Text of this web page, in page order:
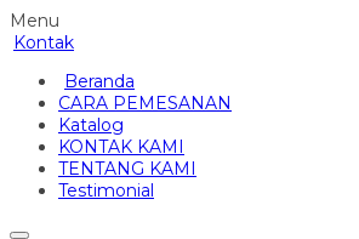
Menu
Kontak
Beranda
CARA PEMESANAN
Katalog
KONTAK KAMI
TENTANG KAMI
Testimonial